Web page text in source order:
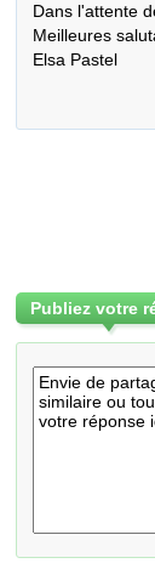
Dans l'attente
Meilleures
Elsa Pastel
Publiez votre